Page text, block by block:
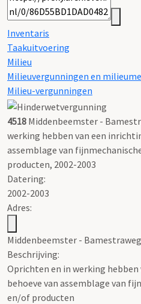
Inventaris
Taakuitvoering
Milieu
Milieuvergunningen en
Milieu-vergunningen
4518 Middenbeemster -
werking hebben van een
assemblage van
producten, 2002-2003
Datering:
2002-2003
Adres:
Middenbeemster -
Beschrijving:
Oprichten en in werking
behoeve van assemblage van
en/of producten